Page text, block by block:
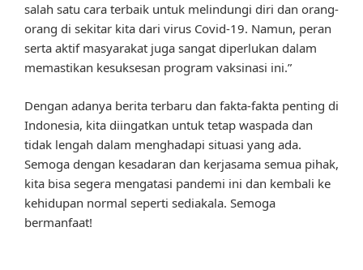
salah satu cara terbaik untuk melindungi diri dan orang-
orang di sekitar kita dari virus Covid-19. Namun, peran
serta aktif masyarakat juga sangat diperlukan dalam
memastikan kesuksesan program vaksinasi ini.”
Dengan adanya berita terbaru dan fakta-fakta penting di
Indonesia, kita diingatkan untuk tetap waspada dan
tidak lengah dalam menghadapi situasi yang ada.
Semoga dengan kesadaran dan kerjasama semua pihak,
kita bisa segera mengatasi pandemi ini dan kembali ke
kehidupan normal seperti sediakala. Semoga
bermanfaat!